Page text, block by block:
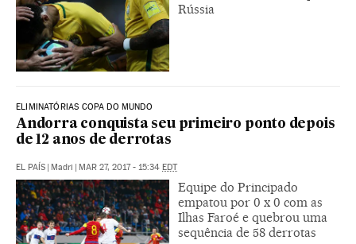
Rússia
ELIMINATÓRIAS COPA DO MUNDO
Andorra conquista seu primeiro ponto depois
de 12 anos de derrotas
EL PAÍS | Madri | MAR 27, 2017 - 15:34 EDT
Equipe do Principado
empatou por 0 x 0 com as
Ilhas Faroé e quebrou uma
sequência de 58 derrotas